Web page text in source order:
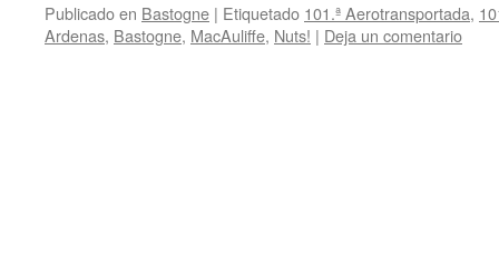
Publicado en Bastogne | Etiquetado 101.ª Aerotransportada,
Ardenas, Bastogne, MacAuliffe, Nuts! | Deja un comentario